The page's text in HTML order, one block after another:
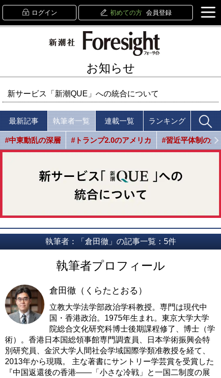
ログイン 初めての方 会員登録
お知らせ
新サービス「新潮QUE」への統合について
最新記事 執筆者一覧 連載一覧 ランキング
#中東動乱の深層 #トランプ2.0のアメリカ #習近平体制の光
執筆者：「倉田徹」の記事一覧：5件
執筆者プロフィール
倉田徹（くらたとおる）
立教大学法学部政治学科教授。専門は現代中
国・香港政治。1975年生まれ。東京大学大学
院総合文化研究科博士後期課程修了、博士（学
術）。香港日本国総領事館専門調査員、日本学術振興会特
別研究員、金沢大学人間社会学域国際学類准教授を経て、
2013年から現職。 主な著書にサントリー学芸賞を受賞した
『中国返還後の香港――「小さな冷戦」と一国二制度の展